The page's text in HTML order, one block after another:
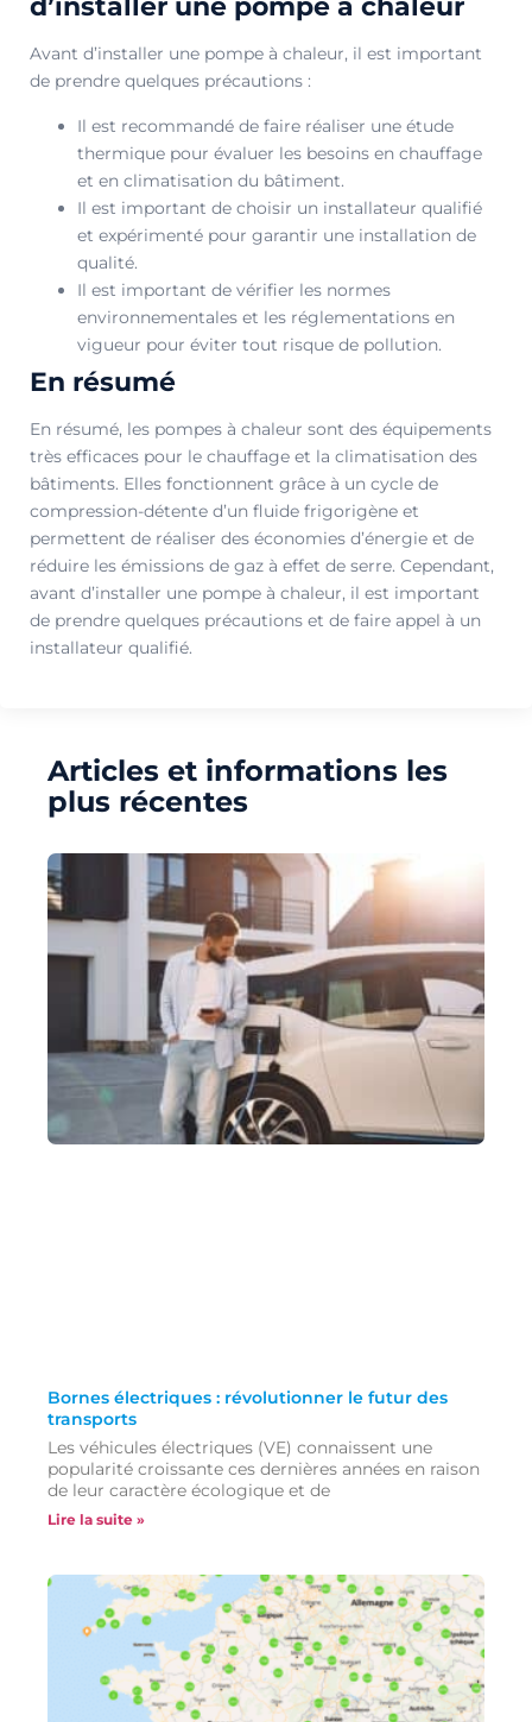
d’installer une pompe à chaleur​
Avant d’installer une pompe à chaleur, il est important
de prendre quelques précautions :
Il est recommandé de faire réaliser une étude
thermique pour évaluer les besoins en chauffage
et en climatisation du bâtiment.
Il est important de choisir un installateur qualifié
et expérimenté pour garantir une installation de
qualité.
Il est important de vérifier les normes
environnementales et les réglementations en
vigueur pour éviter tout risque de pollution.
En résumé​
En résumé, les pompes à chaleur sont des équipements
très efficaces pour le chauffage et la climatisation des
bâtiments. Elles fonctionnent grâce à un cycle de
compression-détente d’un fluide frigorigène et
permettent de réaliser des économies d’énergie et de
réduire les émissions de gaz à effet de serre. Cependant,
avant d’installer une pompe à chaleur, il est important
de prendre quelques précautions et de faire appel à un
installateur qualifié.
Articles et informations les
plus récentes
Bornes électriques : révolutionner le futur des
transports
Les véhicules électriques (VE) connaissent une
popularité croissante ces dernières années en raison
de leur caractère écologique et de
Lire la suite »